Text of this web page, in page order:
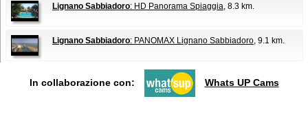
Lignano Sabbiadoro: HD Panorama Spiaggia, 8.3 km.
Lignano Sabbiadoro: PANOMAX Lignano Sabbiadoro, 9.1 km.
In collaborazione con: Whats UP Cams